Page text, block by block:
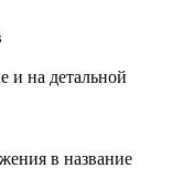
и на детальной
в название